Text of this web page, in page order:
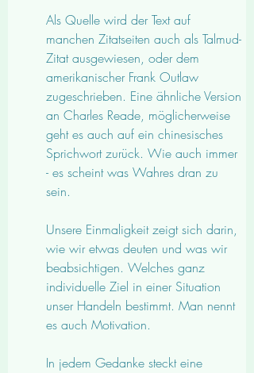
Als Quelle wird der Text auf
manchen Zitatseiten auch als Talmud-
Zitat ausgewiesen, oder dem
amerikanischer Frank Outlaw
zugeschrieben. Eine ähnliche Version
an Charles Reade, möglicherweise
geht es auch auf ein chinesisches
Sprichwort zurück. Wie auch immer
- es scheint was Wahres dran zu
sein.
Unsere Einmaligkeit zeigt sich darin,
wie wir etwas deuten und was wir
beabsichtigen. Welches ganz
individuelle Ziel in einer Situation
unser Handeln bestimmt. Man nennt
es auch Motivation.
In jedem Gedanke steckt eine